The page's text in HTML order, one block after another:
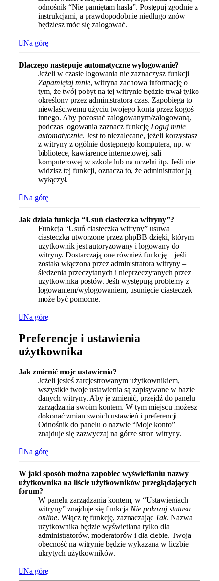
odnośnik “Nie pamiętam hasła”. Postępuj zgodnie z
instrukcjami, a prawdopodobnie niedługo znów
będziesz móc się zalogować.
Na górę
Dlaczego następuje automatyczne wylogowanie?
Jeżeli w czasie logowania nie zaznaczysz funkcji
Zapamiętaj mnie, witryna zachowa informację o
tym, że twój pobyt na tej witrynie będzie trwał tylko
określony przez administratora czas. Zapobiega to
niewłaściwemu użyciu twojego konta przez kogoś
innego. Aby pozostać zalogowanym/zalogowaną,
podczas logowania zaznacz funkcję Loguj mnie
automatycznie. Jest to niezalecane, jeżeli korzystasz
z witryny z ogólnie dostępnego komputera, np. w
bibliotece, kawiarence internetowej, sali
komputerowej w szkole lub na uczelni itp. Jeśli nie
widzisz tej funkcji, oznacza to, że administrator ją
wyłączył.
Na górę
Jak działa funkcja “Usuń ciasteczka witryny”?
Funkcja “Usuń ciasteczka witryny” usuwa
ciasteczka utworzone przez phpBB dzięki, którym
użytkownik jest autoryzowany i logowany do
witryny. Dostarczają one również funkcję – jeśli
została włączona przez administratora witryny –
śledzenia przeczytanych i nieprzeczytanych przez
użytkownika postów. Jeśli występują problemy z
logowaniem/wylogowaniem, usunięcie ciasteczek
może być pomocne.
Na górę
Preferencje i ustawienia
użytkownika
Jak zmienić moje ustawienia?
Jeżeli jesteś zarejestrowanym użytkownikiem,
wszystkie twoje ustawienia są zapisywane w bazie
danych witryny. Aby je zmienić, przejdź do panelu
zarządzania swoim kontem. W tym miejscu możesz
dokonać zmian swoich ustawień i preferencji.
Odnośnik do panelu o nazwie “Moje konto”
znajduje się zazwyczaj na górze stron witryny.
Na górę
W jaki sposób można zapobiec wyświetlaniu nazwy
użytkownika na liście użytkowników przeglądających
forum?
W panelu zarządzania kontem, w “Ustawieniach
witryny” znajduje się funkcja Nie pokazuj statusu
online. Włącz tę funkcję, zaznaczając Tak. Nazwa
użytkownika będzie wyświetlana tylko dla
administratorów, moderatorów i dla ciebie. Twoja
obecność na witrynie będzie wykazana w liczbie
ukrytych użytkowników.
Na górę